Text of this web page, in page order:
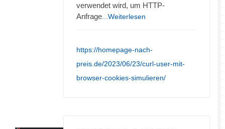
verwendet wird, um HTTP-
Anfrage ...Weiterlesen
https://homepage-nach-
preis.de/2023/06/23/curl-user-mit-
browser-cookies-simulieren/